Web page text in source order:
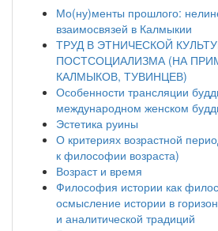
Мо(ну)менты прошлого:
взаимосвязей в Калмыкии
ТРУД В ЭТНИЧЕСКОЙ
ПОСТСОЦИАЛИЗМА (НА
КАЛМЫКОВ, ТУВИНЦЕВ)
Особенности трансляции
международном женском
Эстетика руины
О критериях возрастной
к философии возраста)
Возраст и время
Философия истории как
осмысление истории в
и аналитической традиций